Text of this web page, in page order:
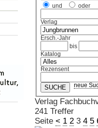
und oder
Verlag
Ersch.-Jahr
bis
Katalog
Rezensent
neue
Verlag
241 Treffer
Seite < 1 2 3 4 5